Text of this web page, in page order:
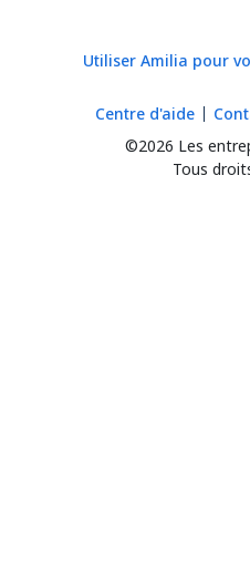
Utiliser Amilia pour
©2026 Les
Tous
Centre d'aide